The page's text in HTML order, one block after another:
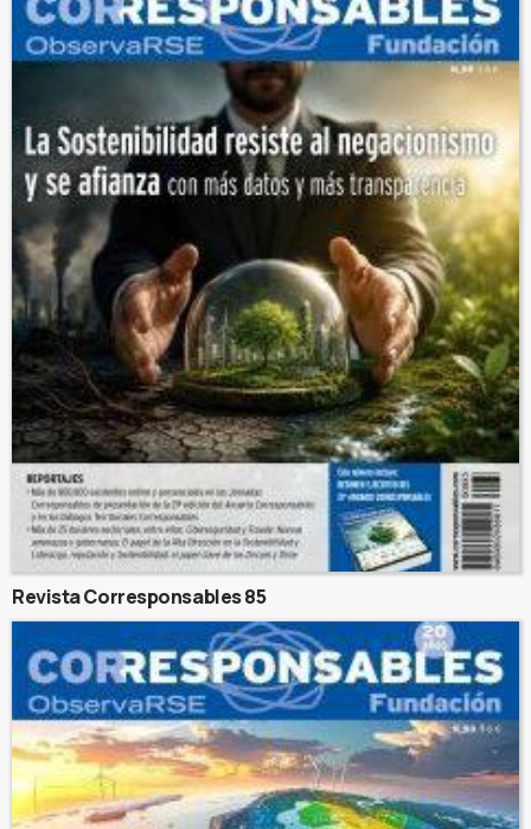
Revista Corresponsables 85